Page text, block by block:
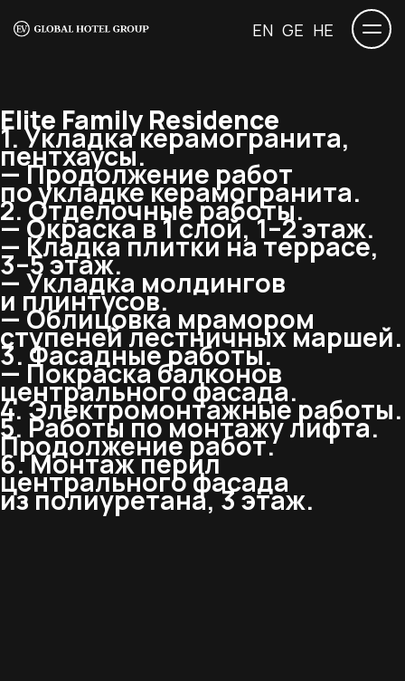
EN GE HE
Elite Family Residence
1. Укладка керамогранита,
пентхаусы.
— Продолжение работ
по укладке керамогранита.
2. Отделочные работы.
— Окраска в 1 слой, 1–2 этаж.
— Кладка плитки на террасе,
3–5 этаж.
— Укладка молдингов
и плинтусов.
— Облицовка мрамором
ступеней лестничных маршей.
3. Фасадные работы.
— Покраска балконов
центрального фасада.
4. Электромонтажные работы.
5. Работы по монтажу лифта.
Продолжение работ.
6. Монтаж перил
центрального фасада
из полиуретана, 3 этаж.